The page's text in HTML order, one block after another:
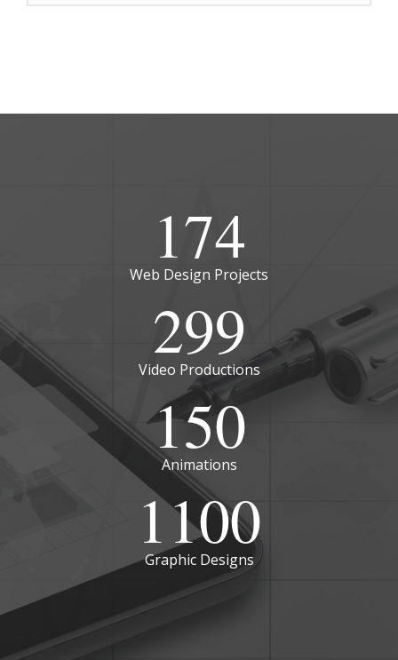
174
Web Design Projects
299
Video Productions
150
Animations
1100
Graphic Designs